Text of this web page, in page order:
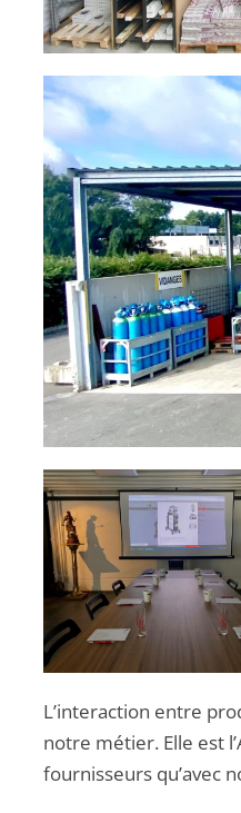
L’interaction entre
notre métier. Elle est
fournisseurs qu’avec